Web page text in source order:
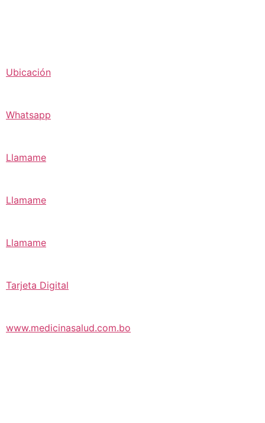
Ubicación
Whatsapp
Llamame
Llamame
Llamame
Tarjeta Digital
www.medicinasalud.com.bo